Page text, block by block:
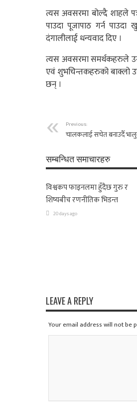
त्यस अवसरमा बोल्दै शाहले
पाउदा पूजापाठ गर्न
दंगालीलाई धन्यवाद दिए ।
त्यस अवसरमा समर्थकहरुले
एवं शुभचिन्तकहरुको बाक्लो
छन् ।
Previous:
चालकलाई सचेत बनाउदैँ
सम्बन्धित समाचारहरु
विश्वकप फाइनलमा हुँदैछ गुरु र
शिष्यबीच रणनीतिक भिडन्त
20 days ago
LEAVE A REPLY
Your email address will not be